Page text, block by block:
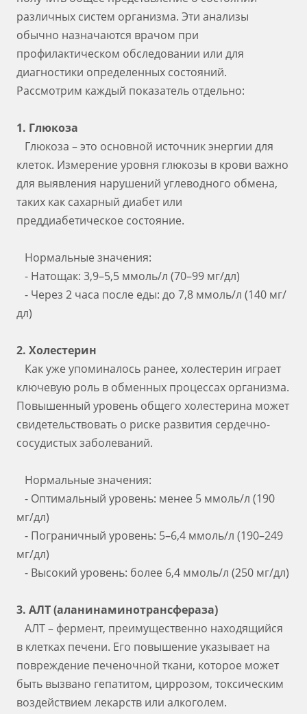
различных систем организма. Эти анализы
обычно назначаются врачом при
профилактическом обследовании или для
диагностики определенных состояний.
Рассмотрим каждый показатель отдельно:
1. Глюкоза
Глюкоза – это основной источник энергии для
клеток. Измерение уровня глюкозы в крови важно
для выявления нарушений углеводного обмена,
таких как сахарный диабет или
преддиабетическое состояние.
Нормальные значения:
- Натощак: 3,9–5,5 ммоль/л (70–99 мг/дл)
- Через 2 часа после еды: до 7,8 ммоль/л (140 мг/
дл)
2. Холестерин
Как уже упоминалось ранее, холестерин играет
ключевую роль в обменных процессах организма.
Повышенный уровень общего холестерина может
свидетельствовать о риске развития сердечно-
сосудистых заболеваний.
Нормальные значения:
- Оптимальный уровень: менее 5 ммоль/л (190
мг/дл)
- Пограничный уровень: 5–6,4 ммоль/л (190–249
мг/дл)
- Высокий уровень: более 6,4 ммоль/л (250 мг/дл)
3. АЛТ (аланинаминотрансфераза)
АЛТ – фермент, преимущественно находящийся
в клетках печени. Его повышение указывает на
повреждение печеночной ткани, которое может
быть вызвано гепатитом, циррозом, токсическим
воздействием лекарств или алкоголем.